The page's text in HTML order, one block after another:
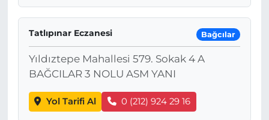
Tatlıpınar Eczanesi Bağcılar
Yıldıztepe Mahallesi 579. Sokak 4 A
BAĞCILAR 3 NOLU ASM YANI
Yol Tarifi Al 0 (212) 924 29 16